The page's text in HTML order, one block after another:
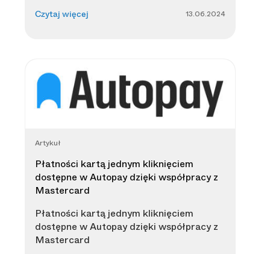
Czytaj więcej 13.06.2024
Artykuł
Płatności kartą jednym kliknięciem
dostępne w Autopay dzięki współpracy z
Mastercard
Płatności kartą jednym kliknięciem
dostępne w Autopay dzięki współpracy z
Mastercard